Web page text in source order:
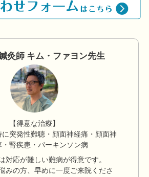
灸師 キム・ファヨン先生
【得意な治療】
突発性難聴・顔面神経痛・顔面神
・腎疾患・パーキンソン病
対応が難しい難病が得意です。
みの方、早めに一度ご来院くださ